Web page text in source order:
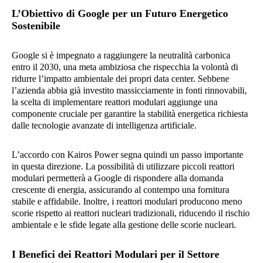
L’Obiettivo di Google per un Futuro Energetico
Sostenibile
Google si è impegnato a raggiungere la neutralità carbonica
entro il 2030, una meta ambiziosa che rispecchia la volontà di
ridurre l’impatto ambientale dei propri data center. Sebbene
l’azienda abbia già investito massicciamente in fonti rinnovabili,
la scelta di implementare reattori modulari aggiunge una
componente cruciale per garantire la stabilità energetica richiesta
dalle tecnologie avanzate di intelligenza artificiale.
L’accordo con Kairos Power segna quindi un passo importante
in questa direzione. La possibilità di utilizzare piccoli reattori
modulari permetterà a Google di rispondere alla domanda
crescente di energia, assicurando al contempo una fornitura
stabile e affidabile. Inoltre, i reattori modulari producono meno
scorie rispetto ai reattori nucleari tradizionali, riducendo il rischio
ambientale e le sfide legate alla gestione delle scorie nucleari.
I Benefici dei Reattori Modulari per il Settore